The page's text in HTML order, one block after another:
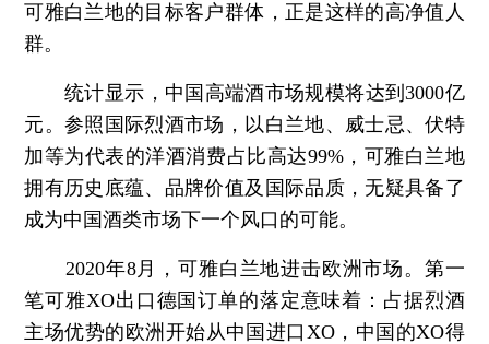
可雅白兰地的目标客户群体，正是这样的高净值人
群。
统计显示，中国高端酒市场规模将达到3000亿
元。参照国际烈酒市场，以白兰地、威士忌、伏特
加等为代表的洋酒消费占比高达99%，可雅白兰地
拥有历史底蕴、品牌价值及国际品质，无疑具备了
成为中国酒类市场下一个风口的可能。
2020年8月，可雅白兰地进击欧洲市场。第一
笔可雅XO出口德国订单的落定意味着：占据烈酒
主场优势的欧洲开始从中国进口XO，中国的XO得